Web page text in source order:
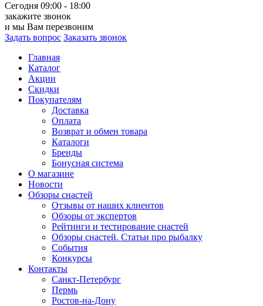
Сегодня 09:00 - 18:00
закажите звонок
и мы Вам перезвоним
Задать вопрос Заказать звонок
Главная
Каталог
Акции
Скидки
Покупателям
Доставка
Оплата
Возврат и обмен товара
Каталоги
Бренды
Бонусная система
О магазине
Новости
Обзоры снастей
Отзывы от наших клиентов
Обзоры от экспертов
Рейтинги и тестирование снастей
Обзоры снастей. Статьи про рыбалку
События
Конкурсы
Контакты
Санкт-Петербург
Пермь
Ростов-на-Дону